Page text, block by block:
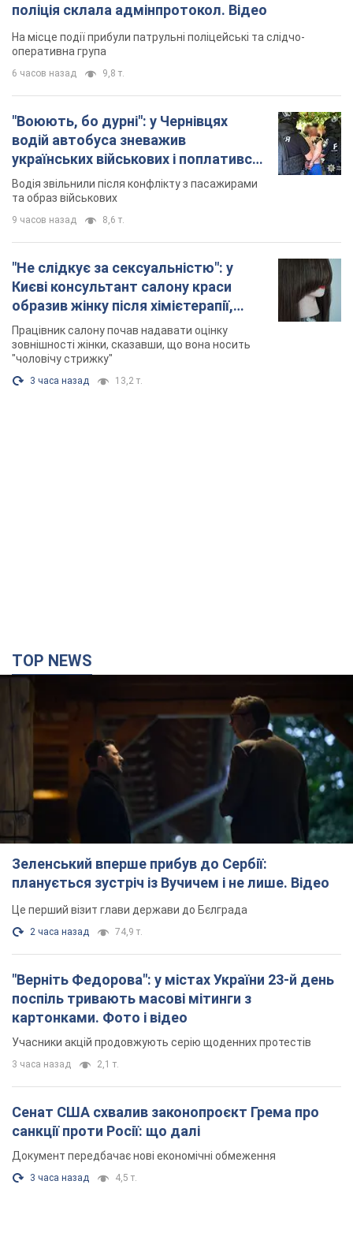
9 часов назад 8,6 т.
"Не слідкує за сексуальністю": у
Києві консультант салону краси
образив жінку після хімієтерапії,
розгорівся скандал. Фото
Працівник салону почав надавати оцінку
зовнішності жінки, сказавши, що вона носить
"чоловічу стрижку"
Зеленський вперше прибув до Сербії:
планується зустріч із Вучичем і не лише. Відео
Це перший візит глави держави до Бєлграда
74,9 т.
"Верніть Федорова": у містах України 23-й день
поспіль тривають масові мітинги з
картонками. Фото і відео
Учасники акцій продовжують серію щоденних протестів
3 часа назад 2,1 т.
Сенат США схвалив законопроєкт Грема про
санкції проти Росії: що далі
3 часа назад